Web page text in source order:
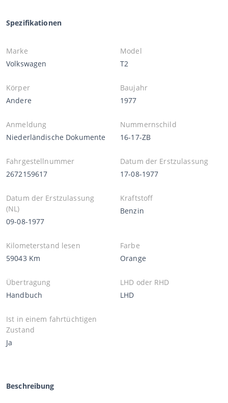
Spezifikationen
Marke
Volkswagen
Model
T2
Körper
Andere
Baujahr
1977
Anmeldung
Niederländische Dokumente
Nummernschild
16-17-ZB
Fahrgestellnummer
2672159617
Datum der Erstzulassung
17-08-1977
Datum der Erstzulassung
(NL)
09-08-1977
Kraftstoff
Benzin
Kilometerstand lesen
59043 Km
Farbe
Orange
Übertragung
Handbuch
LHD oder RHD
LHD
Ist in einem fahrtüchtigen
Zustand
Ja
Beschreibung